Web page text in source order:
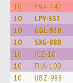
10 ENA-742
10 LPY-351
10 GGL-820
10 SXG-880
10 JCZ-10
10 FHA-100
10 UBZ-988